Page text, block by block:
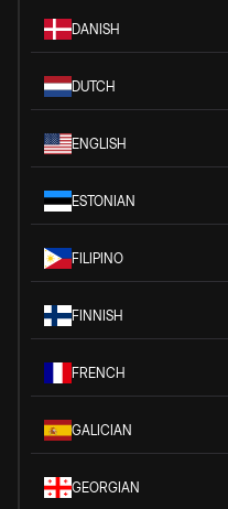
DANISH
DUTCH
ENGLISH
ESTONIAN
FILIPINO
FINNISH
FRENCH
GALICIAN
GEORGIAN